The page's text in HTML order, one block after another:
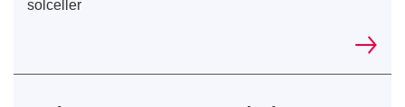
solceller